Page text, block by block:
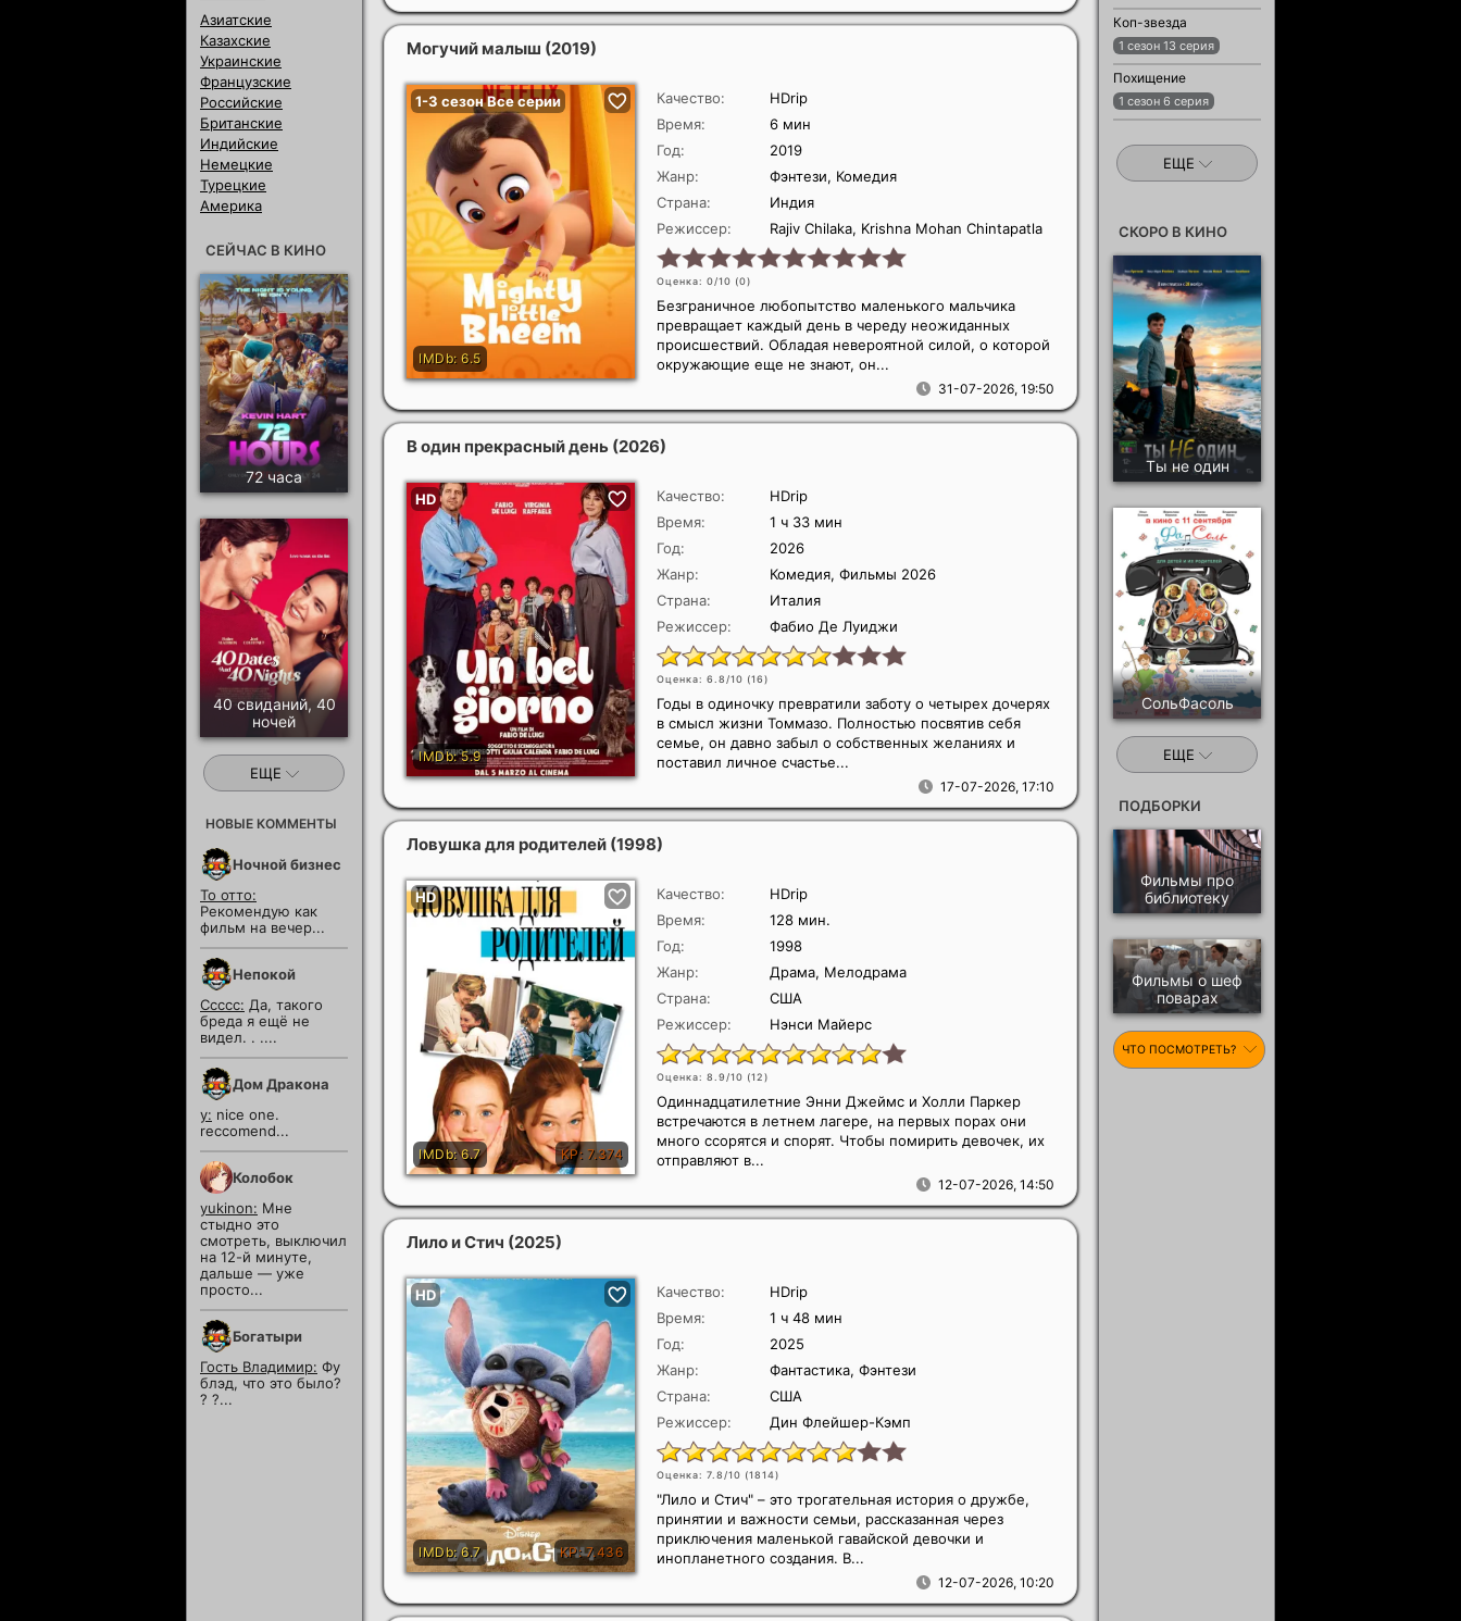
Могучий малыш (2019)
Качество:
HDrip
Время:
6 мин
Год:
2019
Жанр:
Фэнтези, Комедия
Страна:
Индия
Режиссер:
Rajiv Chilaka, Krishna Mohan Chintapatla
Оценка: 0/10 (0)
31-07-2026, 19:50
Безграничное любопытство маленького мальчика
превращает каждый день в череду неожиданных
происшествий. Обладая невероятной силой, о которой
окружающие еще не знают, он...
В один прекрасный день (2026)
Качество:
HDrip
Время:
1 ч 33 мин
Год:
2026
Жанр:
Комедия, Фильмы 2026
Страна:
Италия
Режиссер:
Фабио Де Луиджи
Оценка: 6.8/10 (16)
17-07-2026, 17:10
Годы в одиночку превратили заботу о четырех дочерях
в смысл жизни Томмазо. Полностью посвятив себя
семье, он давно забыл о собственных желаниях и
поставил личное счастье...
Ловушка для родителей (1998)
Качество:
HDrip
Время:
128 мин.
Год:
1998
Жанр:
Драма, Мелодрама
Страна:
США
Режиссер:
Нэнси Майерс
Оценка: 8.9/10 (12)
12-07-2026, 14:50
Одиннадцатилетние Энни Джеймс и Холли Паркер
встречаются в летнем лагере, на первых порах они
много ссорятся и спорят. Чтобы помирить девочек, их
отправляют в...
Лило и Стич (2025)
Качество:
HDrip
Время:
1 ч 48 мин
Год:
2025
Жанр:
Фантастика, Фэнтези
Страна:
США
Режиссер:
Дин Флейшер-Кэмп
Оценка: 7.8/10 (1814)
12-07-2026, 10:20
"Лило и Стич" – это трогательная история о дружбе,
принятии и важности семьи, рассказанная через
приключения маленькой гавайской девочки и
инопланетного создания. В...
Азиатские
Казахские
Украинские
Французские
Российские
Британские
Индийские
Немецкие
Турецкие
Америка
СЕЙЧАС В КИНО
72 часа
40 свиданий, 40
ночей
ЕЩЕ
НОВЫЕ КОММЕНТЫ
Ночной бизнес
То отто:
Рекомендую как
фильм на вечер...
Непокой
Ссссс: Да, такого
бреда я ещё не
видел. . ....
Дом Дракона
y: nice one.
reccomend...
Колобок
yukinon: Мне
стыдно это
смотреть, выключил
на 12-й минуте,
дальше — уже
просто...
Богатыри
Гость Владимир: Фу
блэд, что это было?
? ?...
Коп-звезда
1 сезон 13 серия
Похищение
1 сезон 6 серия
ЕЩЕ
СКОРО В КИНО
Ты не один
СольФасоль
ЕЩЕ
ПОДБОРКИ
Фильмы про
библиотеку
Фильмы о шеф
поварах
ЧТО ПОСМОТРЕТЬ?